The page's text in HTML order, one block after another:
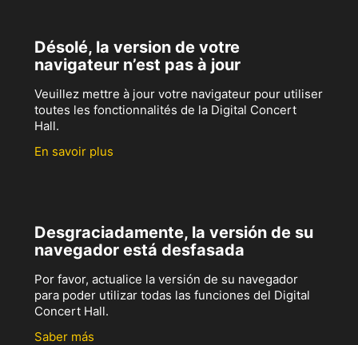
Désolé, la version de votre
navigateur n’est pas à jour
Veuillez mettre à jour votre navigateur pour utiliser
toutes les fonctionnalités de la Digital Concert
Hall.
En savoir plus
Desgraciadamente, la versión de su
navegador está desfasada
Por favor, actualice la versión de su navegador
para poder utilizar todas las funciones del Digital
Concert Hall.
Saber más